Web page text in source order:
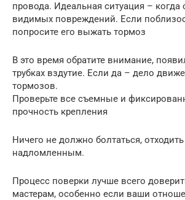
провода. Идеальная ситуация –
видимых повреждений. Если
попросите его выжать тормоз
В это время обратите внимание,
трубках вздутие. Если да – дело
тормозов.
Проверьте все съемные и
прочность крепления
Ничего не должно болтаться,
надломленным.
Процесс поверки лучше всего
мастерам, особенно если ваши